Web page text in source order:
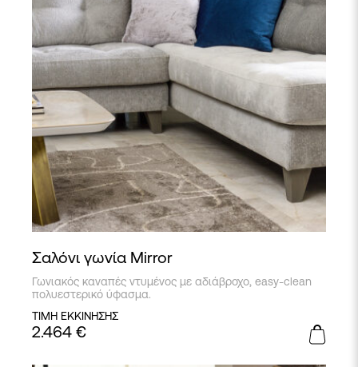
Σαλόνι γωνία Mirror
Γωνιακός καναπές ντυμένος με αδιάβροχο, easy-clean
πολυεστερικό ύφασμα.
ΤΙΜΗ ΕΚΚΙΝΗΣΗΣ
2.464 €